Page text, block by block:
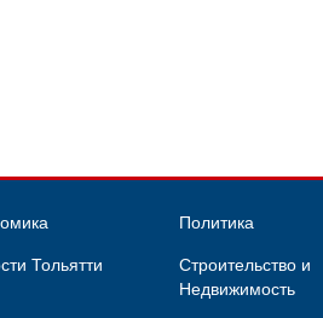
Политика
Тольятти
Строительство и
Недвижимость